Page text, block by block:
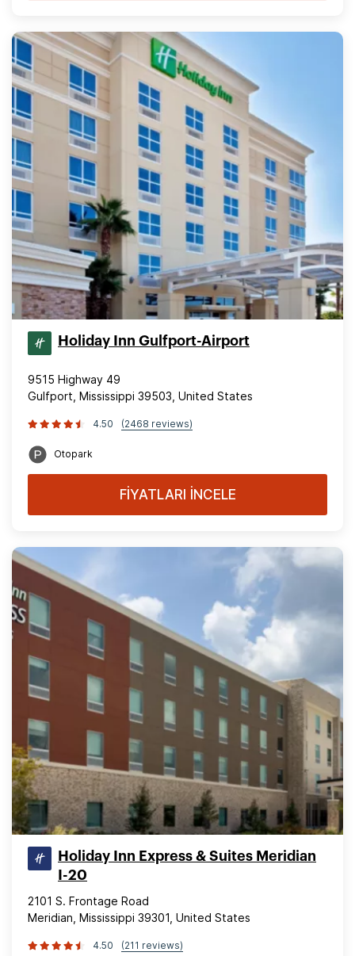
Holiday Inn Gulfport-Airport
9515 Highway 49
Gulfport, Mississippi 39503, United States
4.50 (2468 reviews)
Otopark
FİYATLARI İNCELE
Holiday Inn Express & Suites Meridian
I-20
2101 S. Frontage Road
Meridian, Mississippi 39301, United States
4.50 (211 reviews)